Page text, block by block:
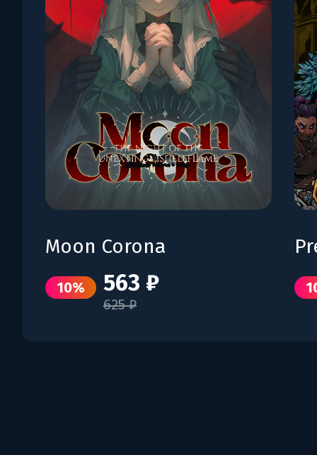
Moon Corona
10% 563 ₽
625 ₽